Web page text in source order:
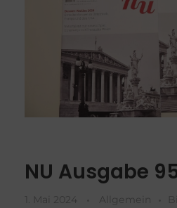
NU Ausgabe
1. Mai 2024 Allgemein